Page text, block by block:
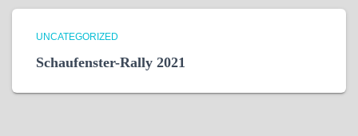
UNCATEGORIZED
Schaufenster-Rally 2021